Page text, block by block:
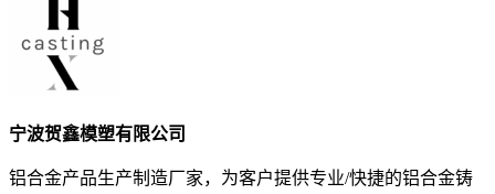
宁波贺鑫模塑有限公司
铝合金产品生产制造厂家，为客户提供专业/快捷的铝合金铸